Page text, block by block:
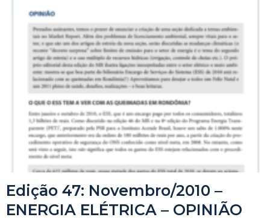
Edição 47: Novembro/2010 –
ENERGIA ELÉTRICA – OPINIÃO